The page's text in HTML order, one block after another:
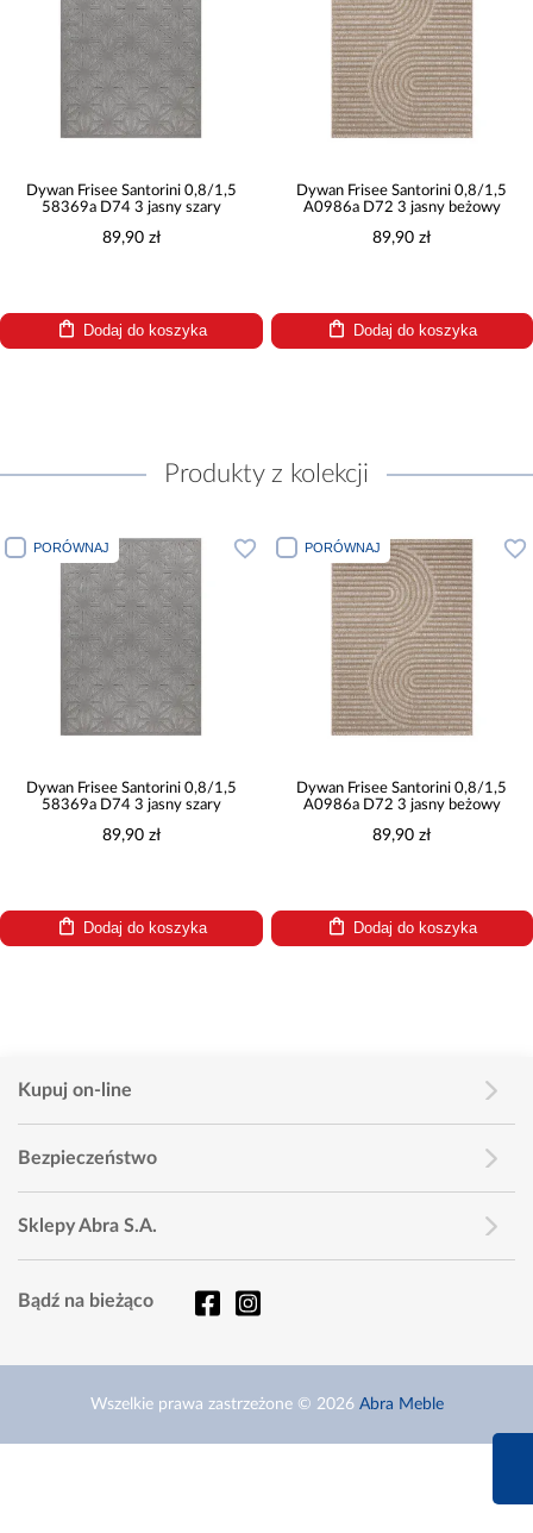
Dywan Frisee Santorini 0,8/1,5
58369a D74 3 jasny szary
89,90 zł
Dodaj do koszyka
Dywan Frisee Santorini 0,8/1,5
A0986a D72 3 jasny beżowy
89,90 zł
Dodaj do koszyka
Produkty z kolekcji
PORÓWNAJ
Dywan Frisee Santorini 0,8/1,5
58369a D74 3 jasny szary
89,90 zł
Dodaj do koszyka
PORÓWNAJ
Dywan Frisee Santorini 0,8/1,5
A0986a D72 3 jasny beżowy
89,90 zł
Dodaj do koszyka
Kupuj on-line
Bezpieczeństwo
Sklepy Abra S.A.
Bądź na bieżąco
Wszelkie prawa zastrzeżone © 2026 Abra Meble